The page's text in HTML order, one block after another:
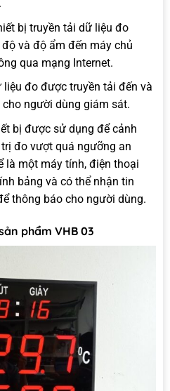
bị truyền tải dữ liệu đo
và độ ẩm đến máy chủ
qua mạng Internet.
liệu đo được truyền tải đến và
người dùng giám sát.
bị được sử dụng để cảnh
đo vượt quá ngưỡng an
là một máy tính, điện thoại
bảng và có thể nhận tin
thông báo cho người dùng.
phẩm VHB 03